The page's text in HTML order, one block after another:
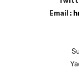
Email :